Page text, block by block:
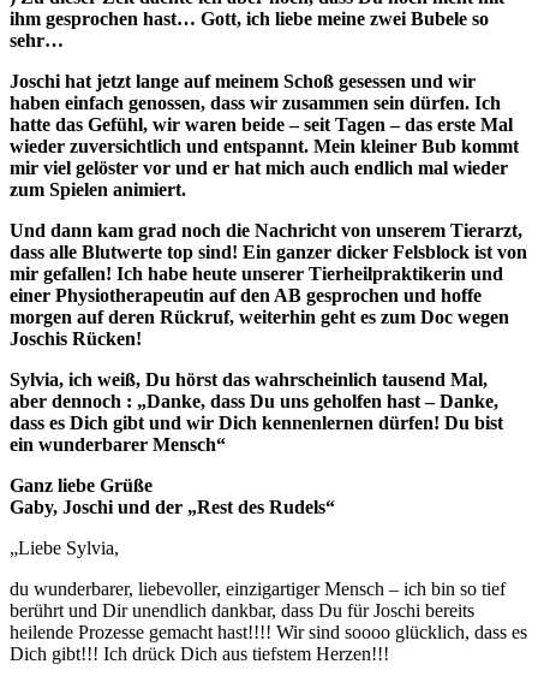
ihm gesprochen hast… Gott, ich liebe meine zwei Bubele so
sehr…
Joschi hat jetzt lange auf meinem Schoß gesessen und wir
haben einfach genossen, dass wir zusammen sein dürfen. Ich
hatte das Gefühl, wir waren beide – seit Tagen – das erste Mal
wieder zuversichtlich und entspannt. Mein kleiner Bub kommt
mir viel gelöster vor und er hat mich auch endlich mal wieder
zum Spielen animiert.
Und dann kam grad noch die Nachricht von unserem Tierarzt,
dass alle Blutwerte top sind! Ein ganzer dicker Felsblock ist von
mir gefallen! Ich habe heute unserer Tierheilpraktikerin und
einer Physiotherapeutin auf den AB gesprochen und hoffe
morgen auf deren Rückruf, weiterhin geht es zum Doc wegen
Joschis Rücken!
Sylvia, ich weiß, Du hörst das wahrscheinlich tausend Mal,
aber dennoch : „Danke, dass Du uns geholfen hast – Danke,
dass es Dich gibt und wir Dich kennenlernen dürfen! Du bist
ein wunderbarer Mensch“
Ganz liebe Grüße
Gaby, Joschi und der „Rest des Rudels“
„Liebe Sylvia,
du wunderbarer, liebevoller, einzigartiger Mensch – ich bin so tief
berührt und Dir unendlich dankbar, dass Du für Joschi bereits
heilende Prozesse gemacht hast!!!! Wir sind soooo glücklich, dass es
Dich gibt!!! Ich drück Dich aus tiefstem Herzen!!!